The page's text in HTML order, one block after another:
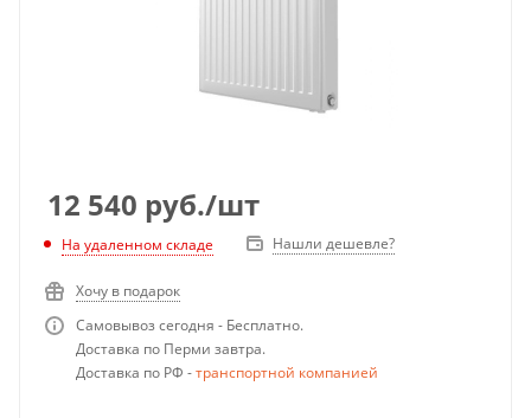
12 540 руб./шт
На удаленном складе Нашли дешевле?
Хочу в подарок
Самовывоз сегодня - Бесплатно.
Доставка по Перми завтра.
Доставка по РФ -транспортной компанией